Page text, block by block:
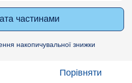
частинами
накопичувальної знижки
Порівняти